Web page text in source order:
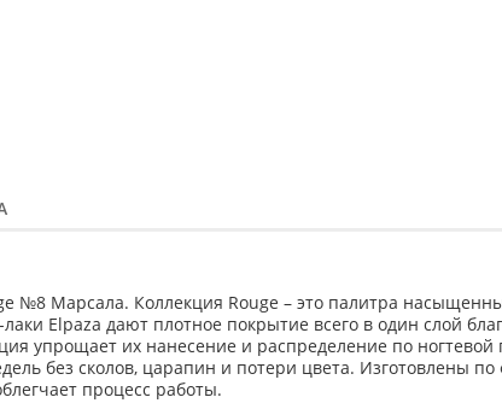
№8 Марсала. Коллекция Rouge – это палитра
Elpaza дают плотное покрытие всего в один слой
упрощает их нанесение и распределение по ногтевой
без сколов, царапин и потери цвета. Изготовлены
процесс работы.